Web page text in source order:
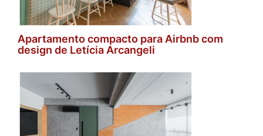
Apartamento compacto para Airbnb com
design de Letícia Arcangeli